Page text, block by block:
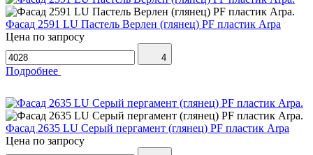
Фасад 2591 LU Пастель Верлен (глянец) PF пластик Arpa
Цена по запросу
4
Подробнее
Фасад 2635 LU Серый пергамент (глянец) PF пластик Arpa
Цена по запросу